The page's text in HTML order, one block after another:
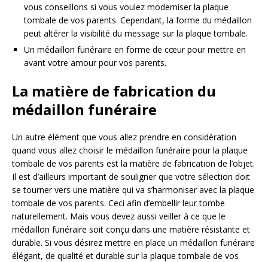
vous conseillons si vous voulez moderniser la plaque
tombale de vos parents. Cependant, la forme du médaillon
peut altérer la visibilité du message sur la plaque tombale.
Un médaillon funéraire en forme de cœur pour mettre en
avant votre amour pour vos parents.
La matière de fabrication du
médaillon funéraire
Un autre élément que vous allez prendre en considération
quand vous allez choisir le médaillon funéraire pour la plaque
tombale de vos parents est la matière de fabrication de l’objet.
Il est d’ailleurs important de souligner que votre sélection doit
se tourner vers une matière qui va s’harmoniser avec la plaque
tombale de vos parents. Ceci afin d’embellir leur tombe
naturellement. Mais vous devez aussi veiller à ce que le
médaillon funéraire soit conçu dans une matière résistante et
durable. Si vous désirez mettre en place un médaillon funéraire
élégant, de qualité et durable sur la plaque tombale de vos